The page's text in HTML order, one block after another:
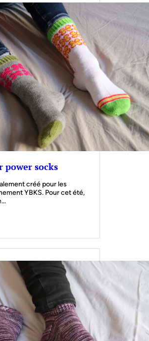
power socks
créé pour les
YBKS. Pour cet été,